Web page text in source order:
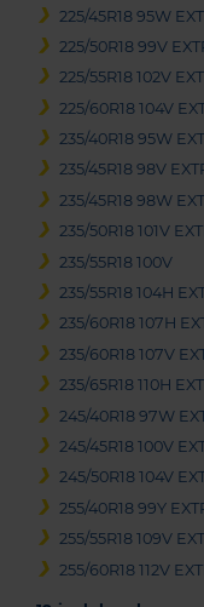
225/45R18 95W
225/50R18 99V
225/55R18 102V
225/60R18 104V
235/40R18 95W
235/45R18 98V
235/45R18 98W
235/50R18 101V
235/55R18 100V
235/55R18 104H
235/60R18 107H
235/60R18 107V
235/65R18 110H
245/40R18 97W
245/45R18 100V
245/50R18 104V
255/40R18 99Y
255/55R18 109V
255/60R18 112V